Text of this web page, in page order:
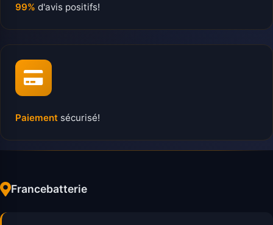
99% d'avis positifs!
Paiement sécurisé!
Francebatterie